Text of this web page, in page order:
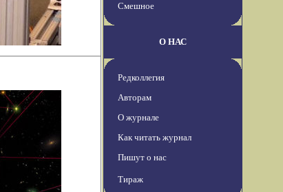
Смешное
О НАС
Редколлегия
Авторам
О журнале
Как читать журнал
Пишут о нас
Тираж